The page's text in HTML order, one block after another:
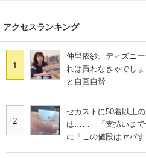
アクセスランキング
1
仲里依紗、ディズニ
れは買わなきゃでし
と自画自賛
2
セカストに50着以上
は…… 「支払いまで
に「この値段はヤバす